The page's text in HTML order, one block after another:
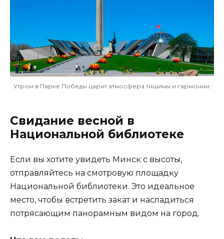
Утром в Парке Победы царит атмосфера тишины и гармонии.
Свидание весной в
Национальной библиотеке
Если вы хотите увидеть Минск с высоты,
отправляйтесь на смотровую площадку
Национальной библиотеки. Это идеальное
место, чтобы встретить закат и насладиться
потрясающим панорамным видом на город.